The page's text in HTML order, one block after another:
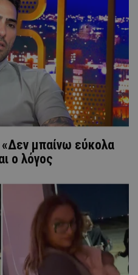
μπαίνω εύκολα
ο λόγος